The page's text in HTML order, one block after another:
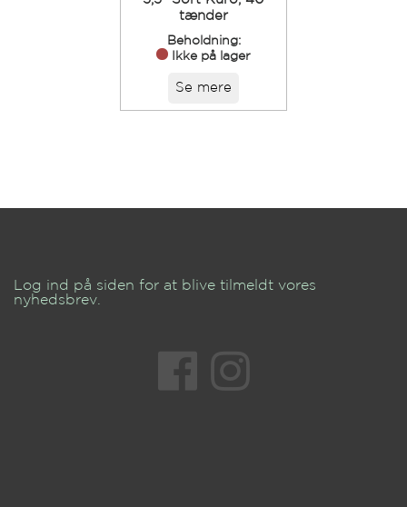
tænder
Beholdning:
Ikke på lager
Se mere
Log ind på siden for at blive tilmeldt vores
nyhedsbrev.